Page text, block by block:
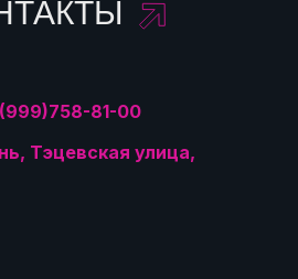
81-00
Тэцевская улица,